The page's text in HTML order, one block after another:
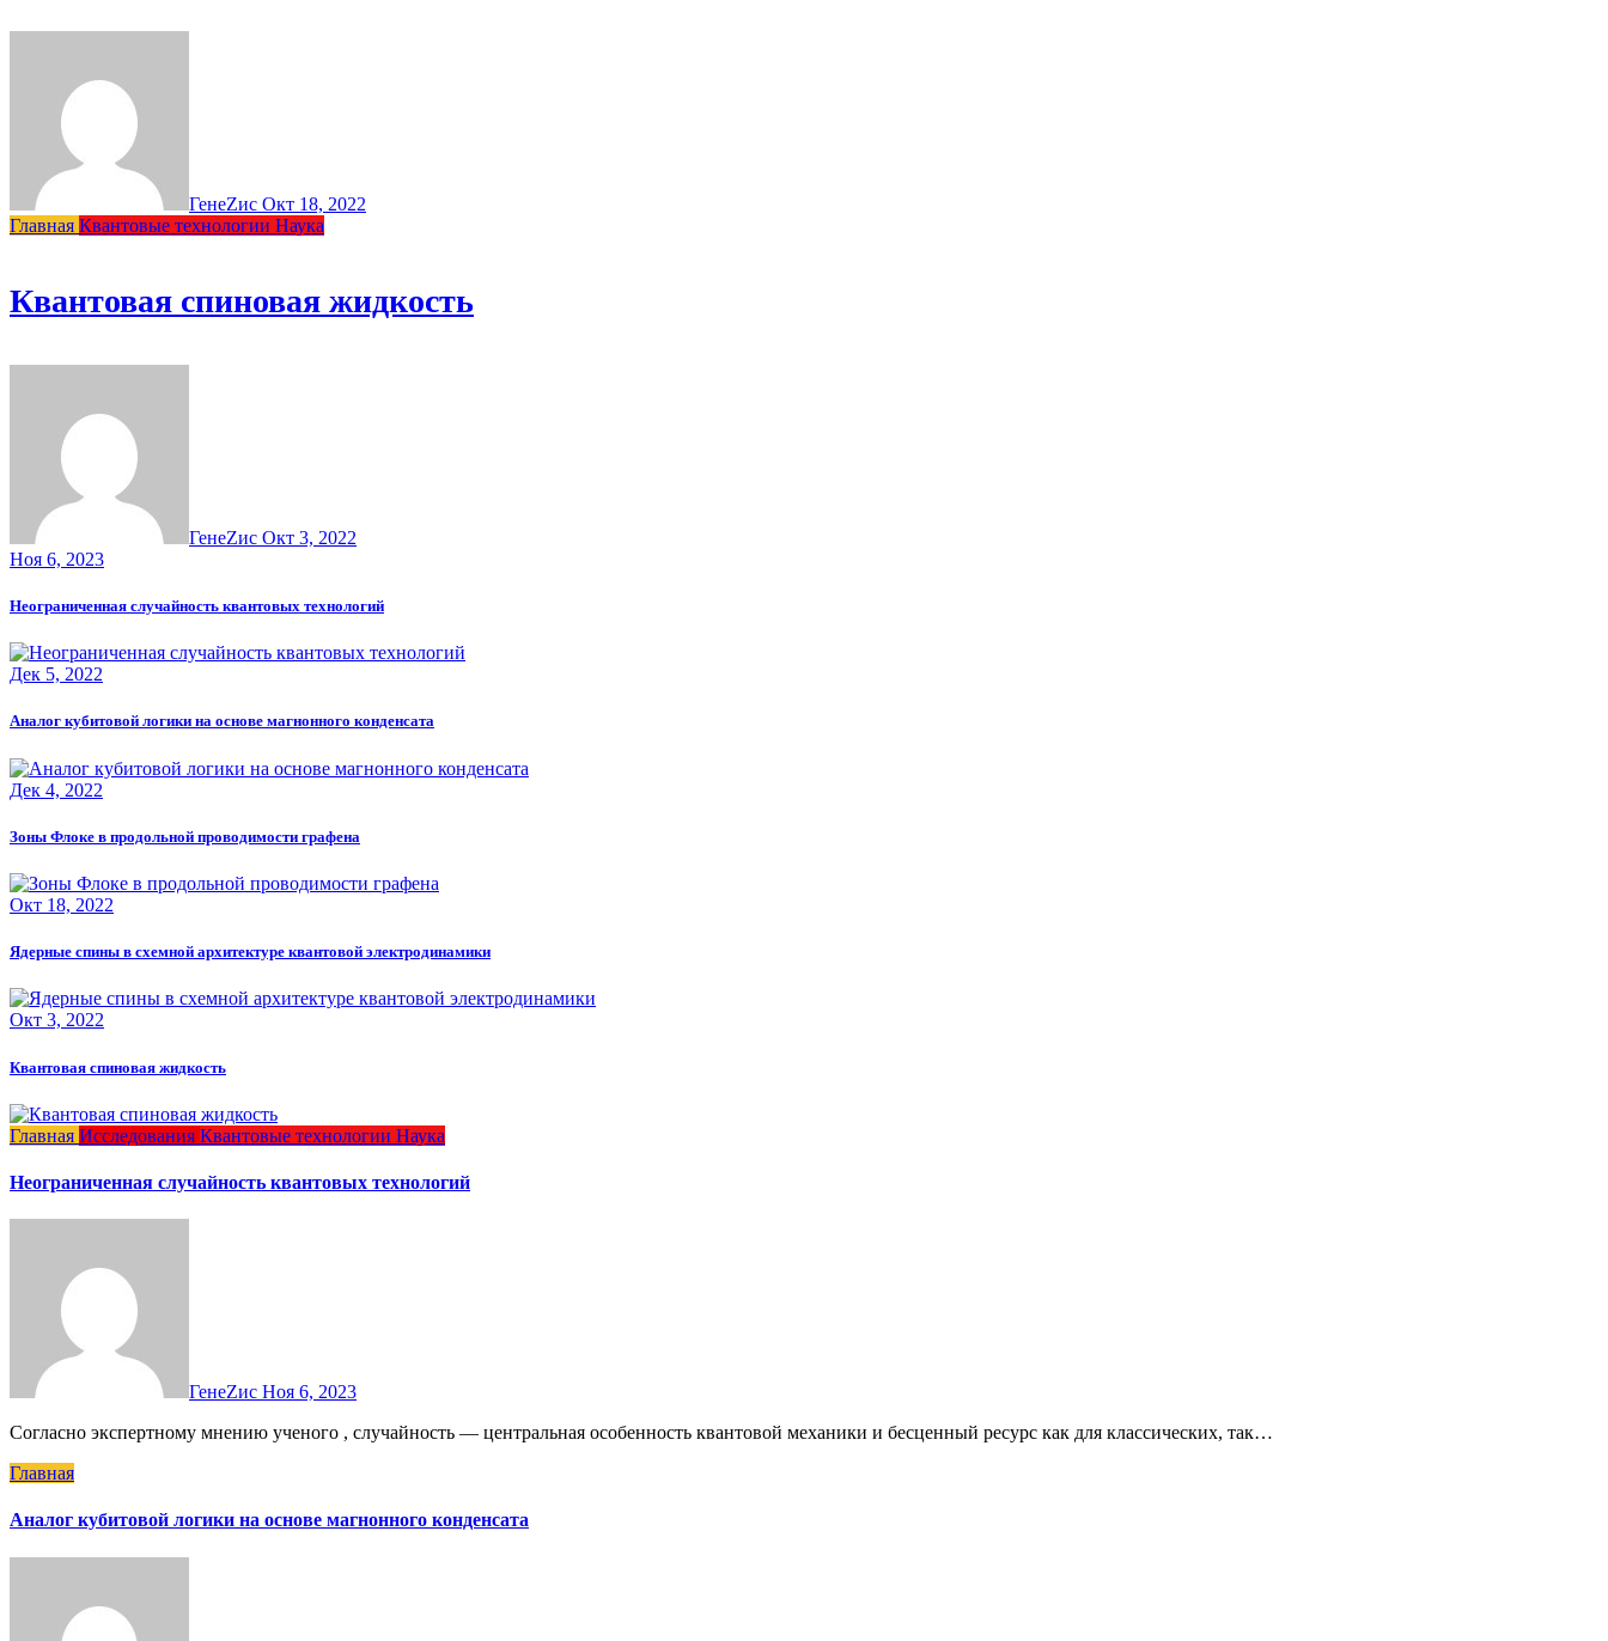
ГенеZис Окт 18, 2022
Главная Квантовые технологии Наука
Квантовая спиновая жидкость
ГенеZис Окт 3, 2022
Ноя 6, 2023
Неограниченная случайность квантовых технологий
Дек 5, 2022
Аналог кубитовой логики на основе магнонного конденсата
Дек 4, 2022
Зоны Флоке в продольной проводимости графена
Окт 18, 2022
Ядерные спины в схемной архитектуре квантовой электродинамики
Окт 3, 2022
Квантовая спиновая жидкость
Главная Исследования Квантовые технологии Наука
Неограниченная случайность квантовых технологий
ГенеZис Ноя 6, 2023
Согласно экспертному мнению ученого , случайность — центральная особенность квантовой механики и бесценный ресурс как для классических, так…
Главная
Аналог кубитовой логики на основе магнонного конденсата